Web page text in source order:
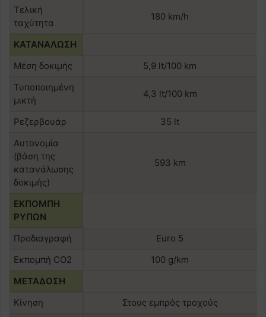
Τελική
ταχύτητα
180 km/h
ΚΑΤΑΝΑΛΩΣΗ
Μέση δοκιμής
5,9 lt/100 km
Τυποποιημένη
μικτή
4,3 lt/100 km
Ρεζερβουάρ
35 lt
Αυτονομία
(βάση της
κατανάλωσης
δοκιμής)
593 km
ΕΚΠΟΜΠΗ
ΡΥΠΩΝ
Προδιαγραφή
Euro 5
Εκπομπή CO2
100 g/km
ΜΕΤΑΔΟΣΗ
Κίνηση
Στους εμπρός τροχούς